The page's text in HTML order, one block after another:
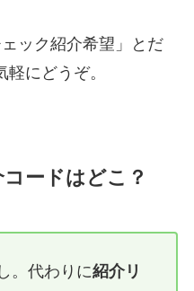
ック紹介希望」とだ
にどうぞ。
ードはどこ？
。代わりに紹介リ